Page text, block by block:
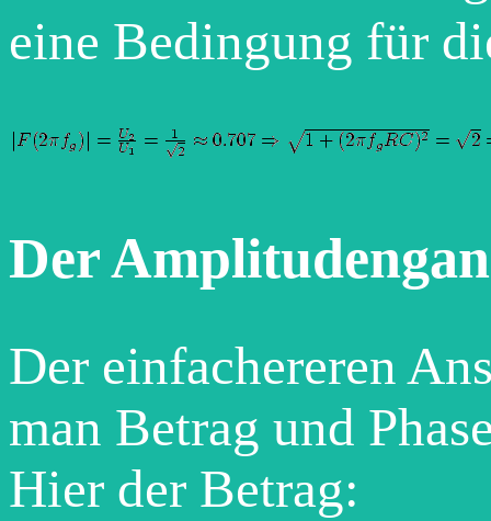
eine Bedingung für
Der
Der einfachereren
man Betrag und
Hier der Betrag: